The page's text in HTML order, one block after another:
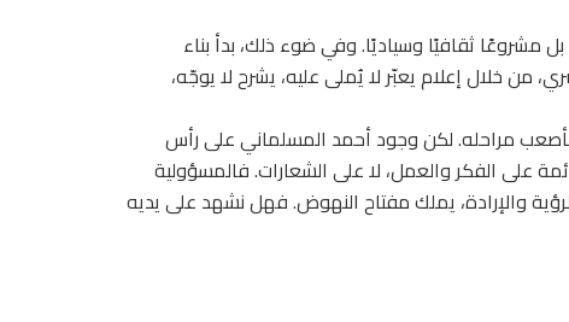
مشروعًا ثقافيًا وسياديًا. وفي ضوء ذلك، بدأ بناء
من خلال إعلام يعبّر لا يُملى عليه، يشرح لا يوجّه،
بأصعب مراحله. لكن وجود أحمد المسلماني على رأس
على الفكر والعمل، لا على الشعارات. فالمسؤولية
والإرادة، يملك مفتاح النهوض. فهل نشهد على يديه